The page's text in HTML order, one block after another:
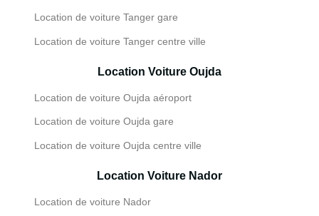
Location de voiture Tanger gare
Location de voiture Tanger centre ville
Location Voiture Oujda
Location de voiture Oujda aéroport
Location de voiture Oujda gare
Location de voiture Oujda centre ville
Location Voiture Nador
Location de voiture Nador